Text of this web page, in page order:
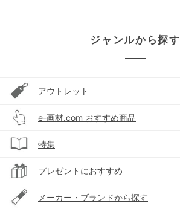
ジャンルから探す
アウトレット
e-画材.com おすすめ商品
特集
プレゼントにおすすめ
メーカー・ブランドから探す